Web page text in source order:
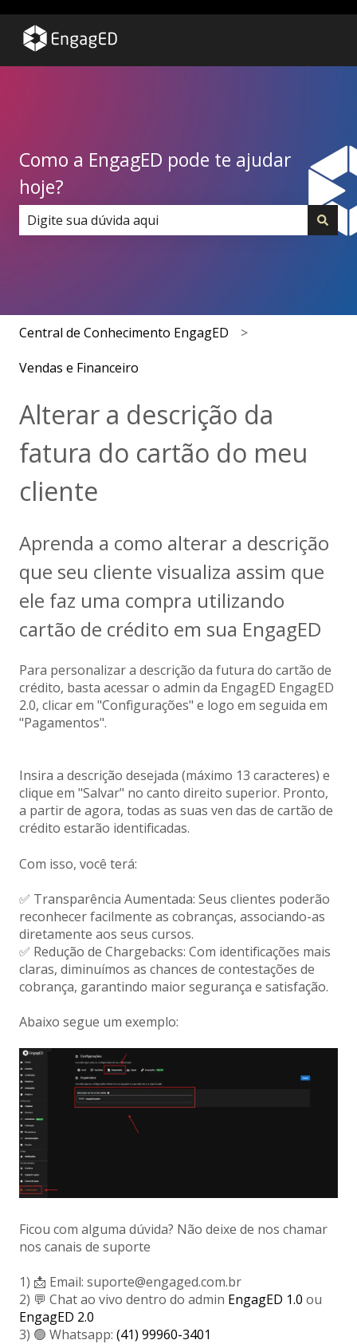
Como a EngagED pode te ajudar
hoje?
Central de Conhecimento EngagED
Vendas e Financeiro
Alterar a descrição da
fatura do cartão do meu
cliente
Aprenda a como alterar a descrição
que seu cliente visualiza assim que
ele faz uma compra utilizando
cartão de crédito em sua EngagED
Para personalizar a descrição da futura do cartão de
crédito, basta acessar o admin da EngagED EngagED
2.0, clicar em "Configurações" e logo em seguida em
"Pagamentos".
Insira a descrição desejada (máximo 13 caracteres) e
clique em "Salvar" no canto direito superior. Pronto,
a partir de agora, todas as suas ven das de cartão de
crédito estarão identificadas.
Com isso, você terá:
✅ Transparência Aumentada: Seus clientes poderão
reconhecer facilmente as cobranças, associando-as
diretamente aos seus cursos.
✅ Redução de Chargebacks: Com identificações mais
claras, diminuímos as chances de contestações de
cobrança, garantindo maior segurança e satisfação.
Abaixo segue um exemplo:
Ficou com alguma dúvida? Não deixe de nos chamar
nos canais de suporte
1) 📩 Email: suporte@engaged.com.br
2) 💬 Chat ao vivo dentro do admin EngagED 1.0 ou
EngagED 2.0
3) 🟢 Whatsapp: (41) 99960-3401